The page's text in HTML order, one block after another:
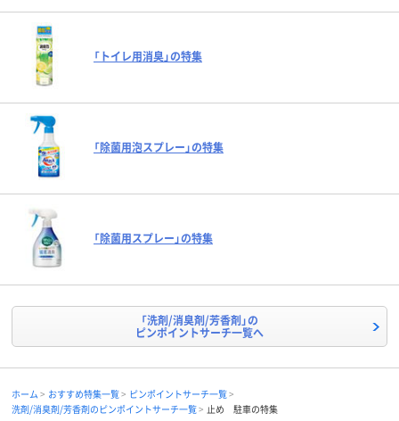
「トイレ用消臭」の特集
「除菌用泡スプレー」の特集
「除菌用スプレー」の特集
「洗剤/消臭剤/芳香剤」の
ピンポイントサーチ一覧へ
ホーム おすすめ特集一覧
ピンポイントサーチ一覧
洗剤/消臭剤/芳香剤のピンポイントサーチ一覧
止め 駐車の特集